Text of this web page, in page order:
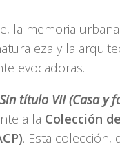
la memoria
y la
evocadoras.
Sin título VII (Casa y
a la Colección
. Esta colección,